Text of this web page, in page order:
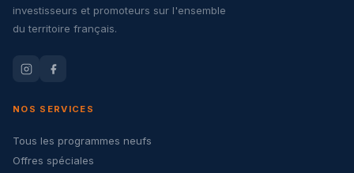
investisseurs et promoteurs sur l'ensemble
du territoire français.
NOS SERVICES
Tous les programmes neufs
Offres spéciales